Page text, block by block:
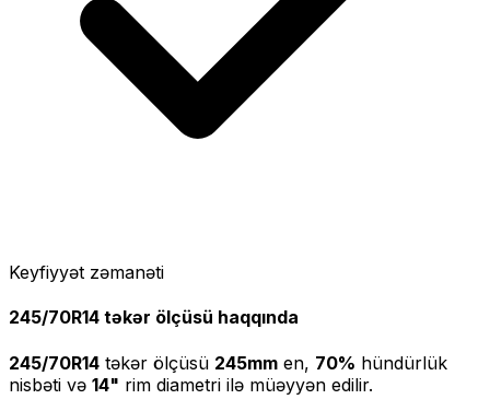
Keyfiyyət zəmanəti
245/70R14 təkər ölçüsü haqqında
245/70R14 təkər ölçüsü 245mm en, 70% hündürlük
nisbəti və 14" rim diametri ilə müəyyən edilir.